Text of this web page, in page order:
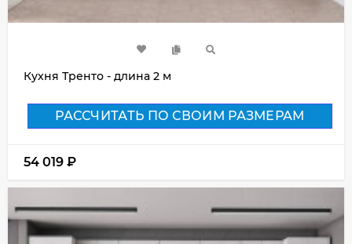
Кухня Тренто - длина 2 м
РАССЧИТАТЬ ПО СВОИМ РАЗМЕРАМ
54 019 ₽